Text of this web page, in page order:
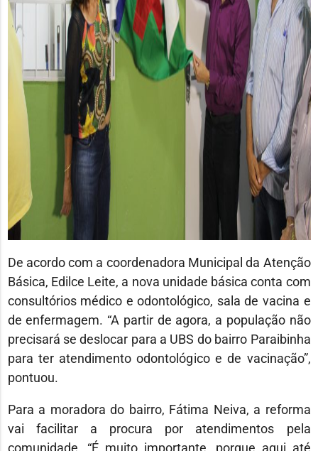
De acordo com a coordenadora Municipal da Atenção
Básica, Edilce Leite, a nova unidade básica conta com
consultórios médico e odontológico, sala de vacina e
de enfermagem. “A partir de agora, a população não
precisará se deslocar para a UBS do bairro Paraibinha
para ter atendimento odontológico e de vacinação”,
pontuou.
Para a moradora do bairro, Fátima Neiva, a reforma
vai facilitar a procura por atendimentos pela
comunidade. “É muito importante, porque aqui até